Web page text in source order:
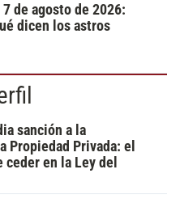
de agosto de 2026:
dicen los astros
sanción a la
Propiedad Privada: el
en la Ley del